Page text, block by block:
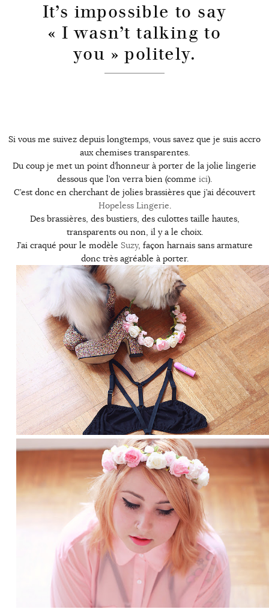
It’s impossible to say
« I wasn’t talking to
you » politely.
Si vous me suivez depuis longtemps, vous savez que je suis accro
aux chemises transparentes.
Du coup je met un point d’honneur à porter de la jolie lingerie
dessous que l’on verra bien (comme ici).
C’est donc en cherchant de jolies brassières que j’ai découvert
Hopeless Lingerie.
Des brassières, des bustiers, des culottes taille hautes,
transparents ou non, il y a le choix.
J’ai craqué pour le modèle Suzy, façon harnais sans armature
donc très agréable à porter.